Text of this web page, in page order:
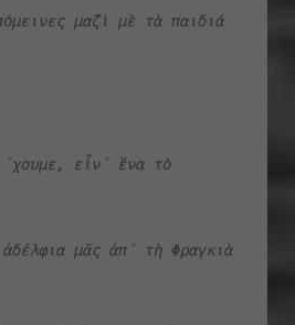
μαζὶ μὲ τὰ παιδιά
εἶν΄ ἕνα τὸ
μᾶς ἀπ΄ τὴ Φραγκιὰ